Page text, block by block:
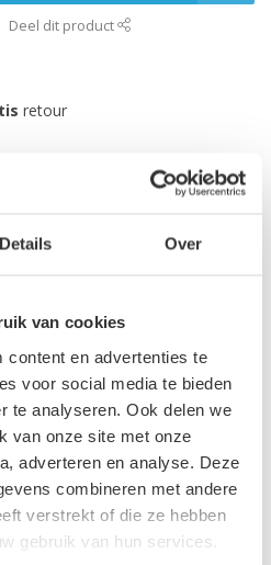
Details Over
van cookies
content en advertenties te
voor social media te bieden
te analyseren. Ook delen we
van onze site met onze
adverteren en analyse. Deze
combineren met andere
verstrekt of die ze hebben
gebruik van hun services.
Deel dit product
retour